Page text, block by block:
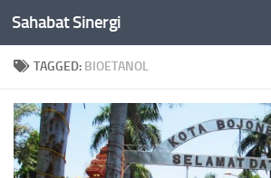
Skip to content
Sahabat Sinergi
TAGGED: BIOETANOL